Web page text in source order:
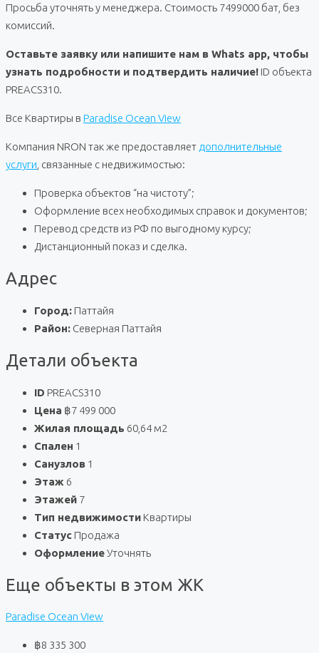
Просьба уточнять у менеджера. Стоимость 7499000 бат, без
комиссий.
Оставьте заявку или напишите нам в Whats app, чтобы
узнать подробности и подтвердить наличие! ID объекта
PREACS310.
Все Квартиры в Paradise Ocean View
Компания NRON так же предоставляет дополнительные
услуги , связанные с недвижимостью:
Проверка объектов “на чистоту”;
Оформление всех необходимых справок и документов;
Перевод средств из РФ по выгодному курсу;
Дистанционный показ и сделка.
Адрес
Город: Паттайя
Район: Северная Паттайя
Детали объекта
ID PREACS310
Цена ฿7 499 000
Жилая площадь 60,64 м2
Спален 1
Санузлов 1
Этаж 6
Этажей 7
Тип недвижимости Квартиры
Статус Продажа
ОформлениеУточнять
Еще объекты в этом ЖК
Paradise Ocean View
฿8 335 300